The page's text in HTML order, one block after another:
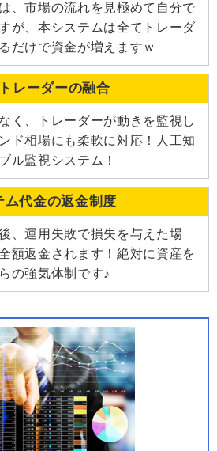
、市場の流れを見極めて自分で
が、本システムは全てトレーダ
だけで資金が増えますｗ
レーダーの融合
く、トレーダーが動きを監視し
ド相場にも柔軟に対応！人工知
ル監視システム！
ム代金の返金制度
、運用失敗で損失を与えた場
額返金されます！絶対に資産を
の強気体制です♪